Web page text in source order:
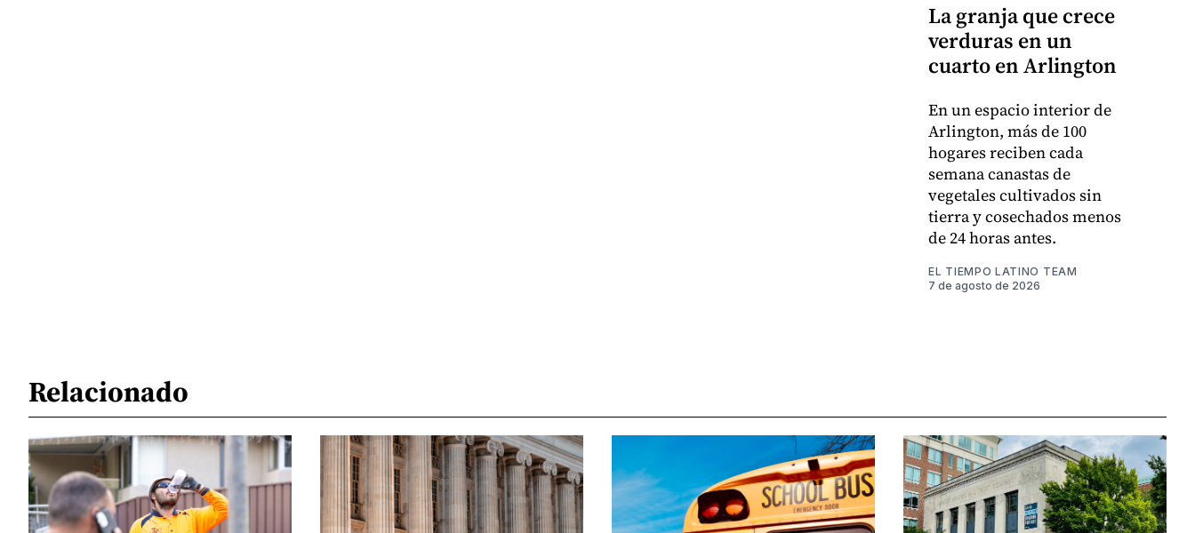
La granja que crece
verduras en un
cuarto en Arlington
En un espacio interior de
Arlington, más de 100
hogares reciben cada
semana canastas de
vegetales cultivados sin
tierra y cosechados menos
de 24 horas antes.
EL TIEMPO LATINO TEAM
7 de agosto de 2026
Relacionado